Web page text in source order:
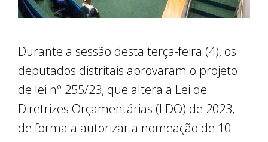
Durante a sessão desta terça-feira (4), os
deputados distritais aprovaram o projeto
de lei nº 255/23, que altera a Lei de
Diretrizes Orçamentárias (LDO) de 2023,
de forma a autorizar a nomeação de 10